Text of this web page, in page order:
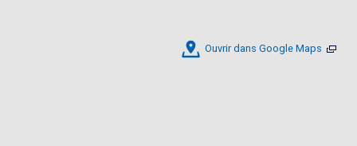
Ouvrir dans Google Maps